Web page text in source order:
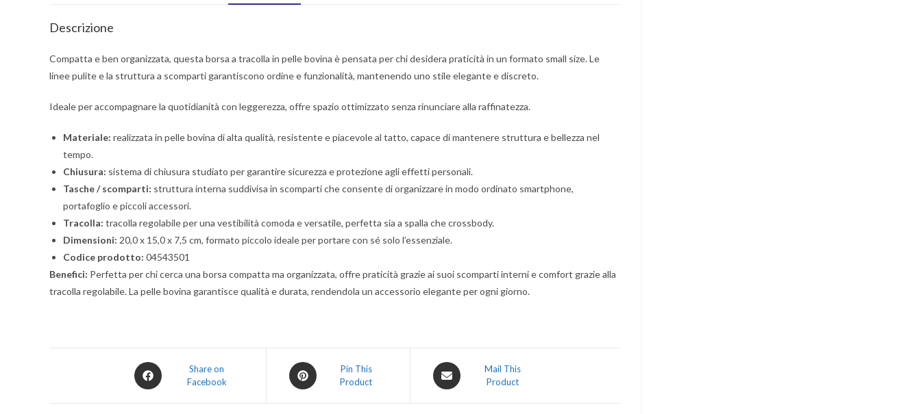
Descrizione
Compatta e ben organizzata, questa borsa a tracolla in pelle bovina è pensata per chi desidera praticità in un formato small size. Le
linee pulite e la struttura a scomparti garantiscono ordine e funzionalità, mantenendo uno stile elegante e discreto.
Ideale per accompagnare la quotidianità con leggerezza, offre spazio ottimizzato senza rinunciare alla raffinatezza.
Materiale: realizzata in pelle bovina di alta qualità, resistente e piacevole al tatto, capace di mantenere struttura e bellezza nel
tempo.
Chiusura: sistema di chiusura studiato per garantire sicurezza e protezione agli effetti personali.
Tasche / scomparti: struttura interna suddivisa in scomparti che consente di organizzare in modo ordinato smartphone,
portafoglio e piccoli accessori.
Tracolla: tracolla regolabile per una vestibilità comoda e versatile, perfetta sia a spalla che crossbody.
Dimensioni: 20,0 x 15,0 x 7,5 cm, formato piccolo ideale per portare con sé solo l’essenziale.
Codice prodotto: 04543501
Benefici: Perfetta per chi cerca una borsa compatta ma organizzata, offre praticità grazie ai suoi scomparti interni e comfort grazie alla
tracolla regolabile. La pelle bovina garantisce qualità e durata, rendendola un accessorio elegante per ogni giorno.
Share on
Facebook
Pin This
Product
Mail This
Product